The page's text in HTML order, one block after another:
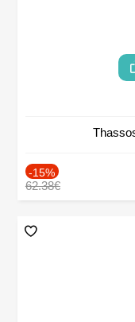
-15%
62.38€